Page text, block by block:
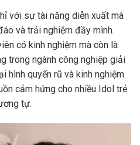
với sự tài năng diễn xuất mà
và trải nghiệm đầy mình.
có kinh nghiệm mà còn là
trong ngành công nghiệp giải
hình quyến rũ và kinh nghiệm
cảm hứng cho nhiều Idol trẻ
tự.